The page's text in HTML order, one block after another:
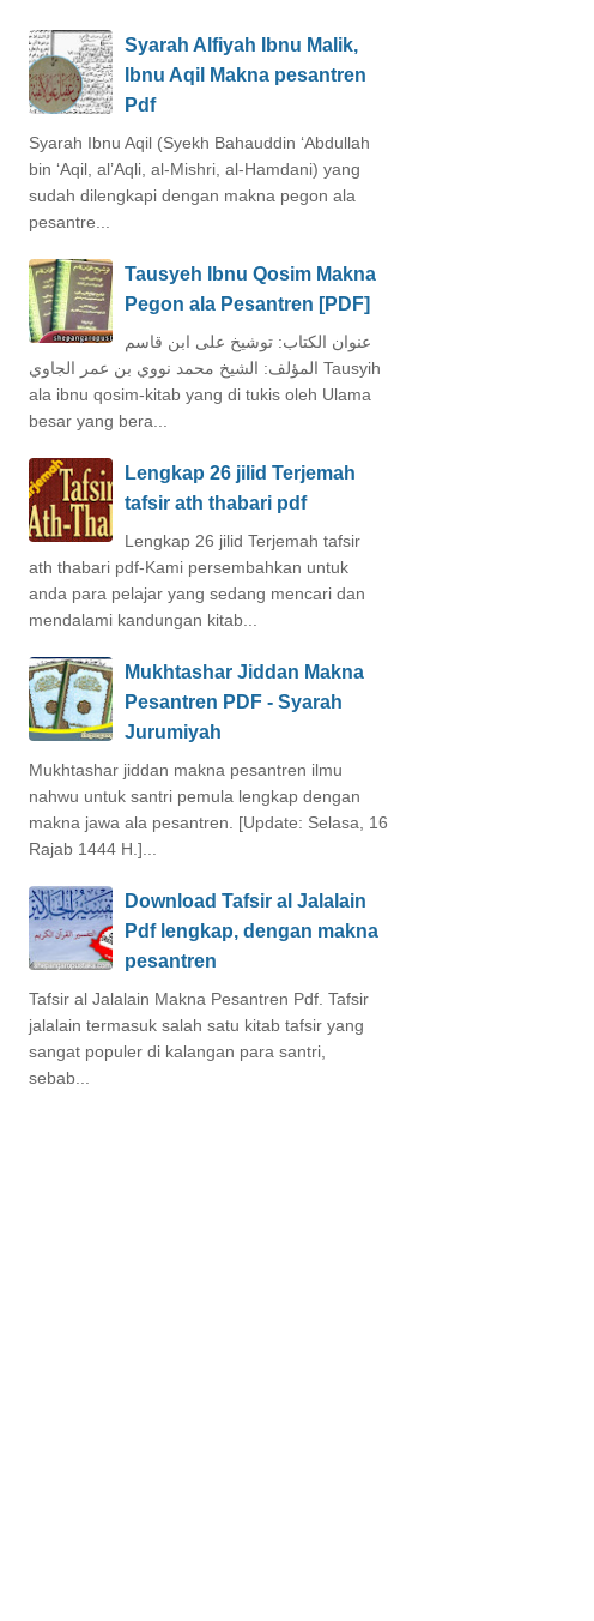
Syarah Alfiyah Ibnu Malik,
Ibnu Aqil Makna pesantren
Pdf
Syarah Ibnu Aqil (Syekh Bahauddin ‘Abdullah
bin ‘Aqil, al’Aqli, al-Mishri, al-Hamdani) yang
sudah dilengkapi dengan makna pegon ala
pesantre...
Tausyeh Ibnu Qosim Makna
Pegon ala Pesantren [PDF]
عنوان الكتاب: توشيخ على ابن قاسم
المؤلف: الشيخ محمد نووي بن عمر الجاوي Tausyih
ala ibnu qosim-kitab yang di tukis oleh Ulama
besar yang bera...
Lengkap 26 jilid Terjemah
tafsir ath thabari pdf
Lengkap 26 jilid Terjemah tafsir
ath thabari pdf-Kami persembahkan untuk
anda para pelajar yang sedang mencari dan
mendalami kandungan kitab...
Mukhtashar Jiddan Makna
Pesantren PDF - Syarah
Jurumiyah
Mukhtashar jiddan makna pesantren ilmu
nahwu untuk santri pemula lengkap dengan
makna jawa ala pesantren. [Update: Selasa, 16
Rajab 1444 H.]...
Download Tafsir al Jalalain
Pdf lengkap, dengan makna
pesantren
Tafsir al Jalalain Makna Pesantren Pdf. Tafsir
jalalain termasuk salah satu kitab tafsir yang
sangat populer di kalangan para santri,
sebab...